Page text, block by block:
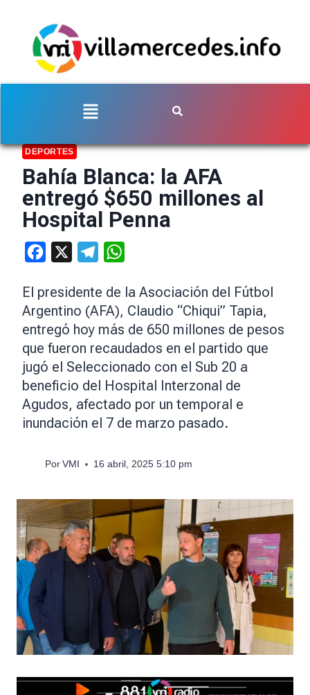
DEPORTES
Bahía Blanca: la AFA
entregó $650 millones al
Hospital Penna
Facebook Telegram
El presidente de la Asociación del Fútbol
Argentino (AFA), Claudio “Chiqui” Tapia,
entregó hoy más de 650 millones de pesos
que fueron recaudados en el partido que
jugó el Seleccionado con el Sub 20 a
beneficio del Hospital Interzonal de
Agudos, afectado por un temporal e
inundación el 7 de marzo pasado.
Por VMI 16 abril, 2025 5:10 pm